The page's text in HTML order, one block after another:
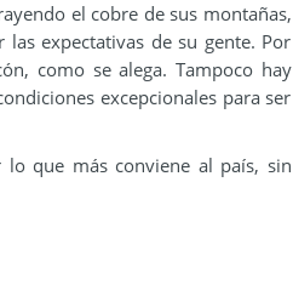
el cobre de sus montañas,
expectativas de su gente. Por
como se alega. Tampoco hay
excepcionales para ser
que más conviene al país, sin